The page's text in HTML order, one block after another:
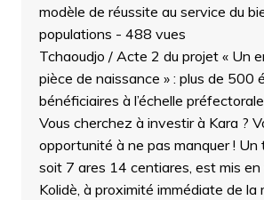
modèle de réussite au service du
populations - 488 vues
Tchaoudjo / Acte 2 du projet « Un
pièce de naissance » : plus de 500
bénéficiaires à l’échelle préfectorale
Vous cherchez à investir à Kara ?
opportunité à ne pas manquer ! Un
soit 7 ares 14 centiares, est mis
Kolidè, à proximité immédiate de la